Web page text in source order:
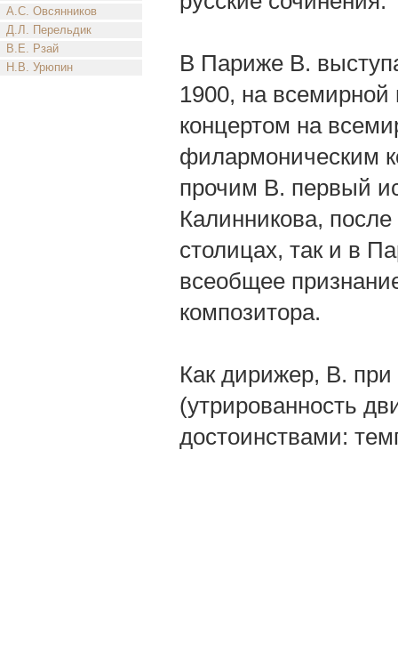
А.С. Овсянников
Д.Л. Перельдик
В.Е. Рзай
Н.В. Урюпин
В Париже В.
1900, на
концертом на
филармоническим
прочим В. первый
Калинникова, после
столицах, так и в
всеобщее
композитора.
Как дирижер, В. при
(утрированность
достоинствами: